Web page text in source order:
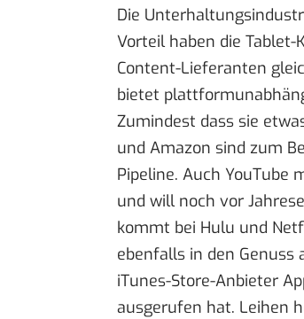
Die
Vorteil haben die
Content-Lieferanten
bietet
Zumindest dass sie
und Amazon sind zum
Pipeline. Auch YouTube
und will noch vor
kommt bei Hulu und
ebenfalls in den Genuss
iTunes-Store-Anbieter
ausgerufen hat. Leihen